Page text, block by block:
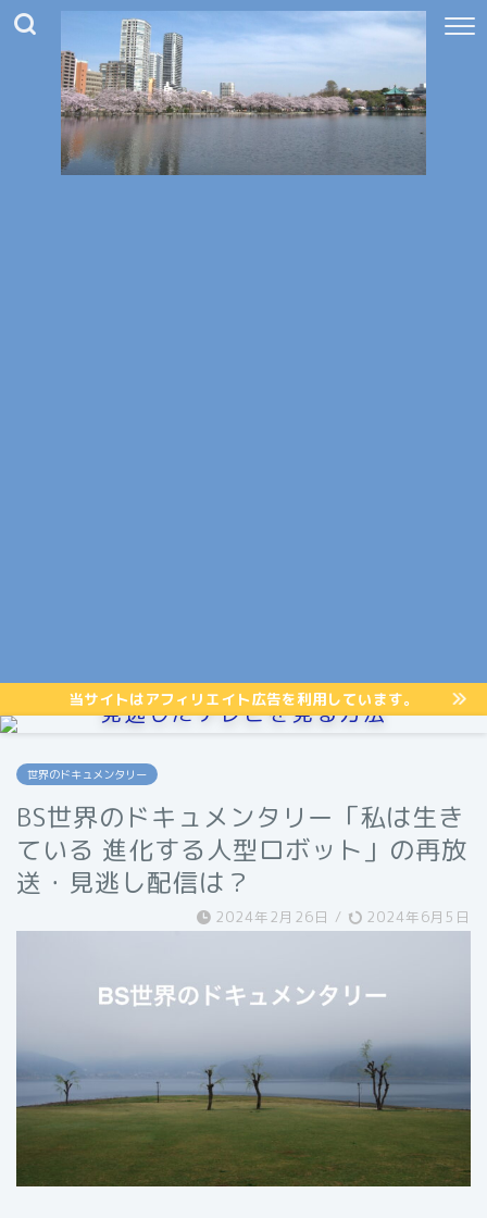
当サイトはアフィリエイト広告を利用しています。
見逃したテレビを見る方法
世界のドキュメンタリー
BS世界のドキュメンタリー「私は生き
ている 進化する人型ロボット」の再放
送・見逃し配信は？
2024年2月26日 / 2024年6月5日